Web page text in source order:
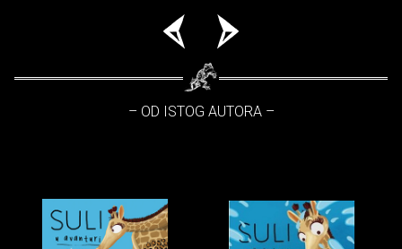
– OD ISTOG AUTORA –